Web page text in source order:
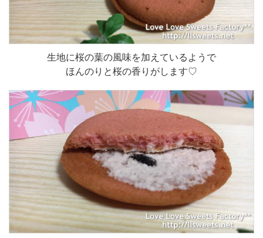
生地に桜の葉の風味を加えているようで
ほんのりと桜の香りがします♡